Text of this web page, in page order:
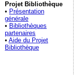
Projet Bibliothèque
• Présentation
générale
• Bibliothèques
partenaires
• Aide du Projet
Bibliothèque